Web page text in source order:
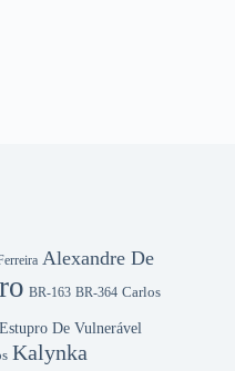
Alexandre De
BR-163 BR-364 Carlos
Estupro De Vulnerável
Kalynka